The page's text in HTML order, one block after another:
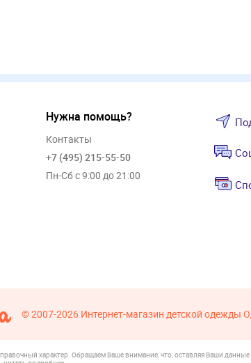
Нужна помощь?
Контакты
+7 (495) 215-55-50
Пн-Сб с 9:00 до 21:00
© 2007-2026 Интернет-магазин детской одежды
характер. Обращаем Ваше внимание, что, оставляя Ваши